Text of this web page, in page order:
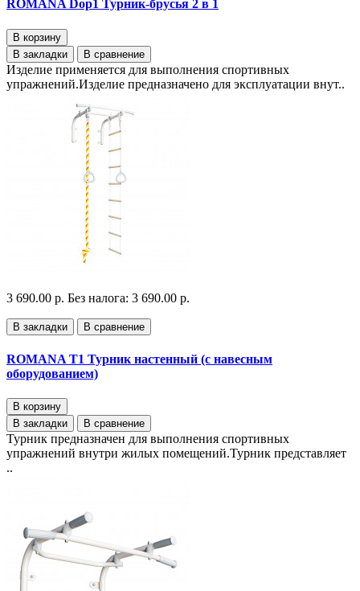
ROMANA Dop1 Турник-брусья 2 в 1
В корзину
В закладки
В сравнение
Изделие применяется для выполнения спортивных
упражнений.Изделие предназначено для эксплуатации внут..
3 690.00 р. Без налога: 3 690.00 р.
В закладки В сравнение
ROMANA T1 Турник настенный (с навесным
оборудованием)
В корзину
В закладки
В сравнение
Турник предназначен для выполнения спортивных
упражнений внутри жилых помещений.Турник представляет
..